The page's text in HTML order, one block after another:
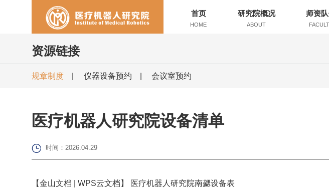
首页
HOME
研究院概况
ABOUT
师资
资源链接
规章制度 仪器设备预约 会议室预约
医疗机器人研究院设备清单
时间：2026.04.29
【金山文档 | WPS云文档】 医疗机器人研究院南勰设备表